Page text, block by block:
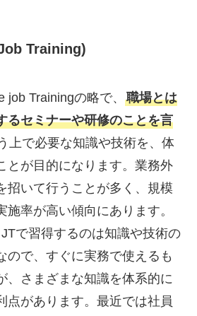
Training)
job Trainingの略で、 職場とは
るセミナーや研修のことを言
上で必要な知識や技術を、体
とが目的になります。業務外
招いて行うことが多く、規模
施率が高い傾向にあります。
で習得するのは知識や技術の
ので、すぐに実務で使えるも
、さまざまな知識を体系的に
点があります。最近では社員